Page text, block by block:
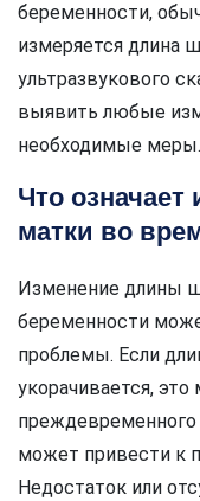
беременности,
измеряется длина
ультразвукового
выявить любые
необходимые меры.
Что
матки во
Изменение длины
беременности
проблемы. Если
укорачивается,
преждевременного
может привести к
Недостаток или